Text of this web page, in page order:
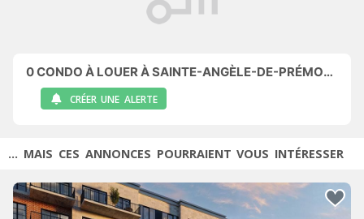
0CONDO À LOUER À SAINTE-ANGÈLE-DE-PRÉMONT
CRÉER UNE ALERTE
... MAIS CES ANNONCES POURRAIENT VOUS INTÉRESSER